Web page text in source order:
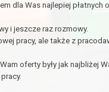
dla Was najlepiej płatnych
i jeszcze raz rozmowy.
pracy, ale także z
oferty były jak najbliżej